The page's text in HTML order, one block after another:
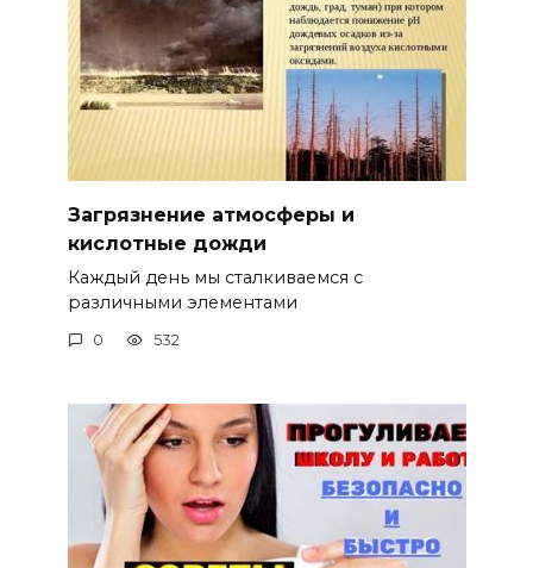
Загрязнение атмосферы и
кислотные дожди
Каждый день мы сталкиваемся с
различными элементами
0 532